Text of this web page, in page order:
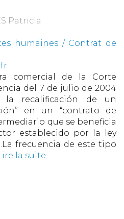
Patricia
humaines / Contrat de
comercial de la Corte
del 7 de julio de 2004
la recalificación de un
en un “contrato de
que se beneficia
establecido por la ley
frecuencia de este tipo
la suite